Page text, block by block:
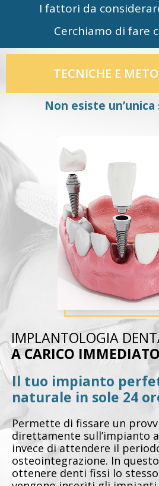
I fattori da
Cerchiamo di fare
TECNICHE E
Non esiste
IMPLANTOLOGIA
A CARICO IMMEDIATO
Il tuo impianto
naturale in sole 24
Permette di fissare un
direttamente sull’impianto
invece di attendere il
osteointegrazione. In
ottenere denti fissi lo